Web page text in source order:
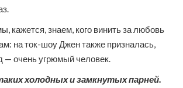
кажется, знаем, кого винить за любовь
на ток-шоу Джен также призналась,
— очень угрюмый человек.
холодных и замкнутых парней.